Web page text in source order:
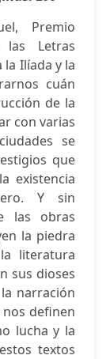
Premio
las Letras
la Ilíada y la
cuán
de la
con varias
se
que
existencia
Y sin
las obras
la piedra
literatura
sus dioses
narración
definen
lucha y la
textos